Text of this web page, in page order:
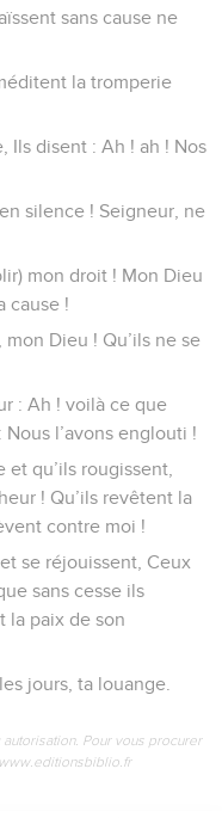
sans cause ne
la tromperie
Ils disent : Ah ! ah ! Nos
silence ! Seigneur, ne
mon droit ! Mon Dieu
cause !
Dieu ! Qu’ils ne se
: Ah ! voilà ce que
l’avons englouti !
qu’ils rougissent,
! Qu’ils revêtent la
contre moi !
se réjouissent, Ceux
sans cesse ils
la paix de son
jours, ta louange.
Pour vous procurer